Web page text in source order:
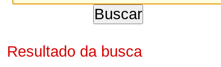
Resultado da busca